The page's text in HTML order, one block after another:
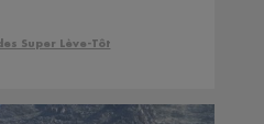
Super Lève-Tôt